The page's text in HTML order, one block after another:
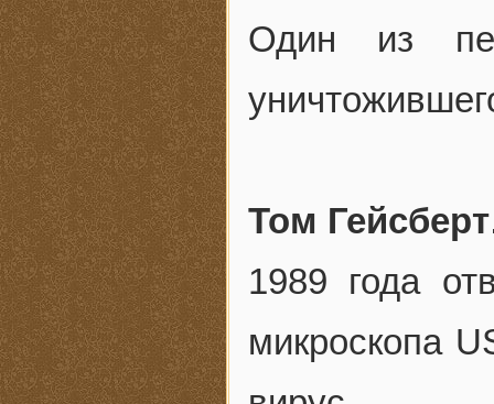
Один из
Том Гейсберт
1989 года
микроскопа